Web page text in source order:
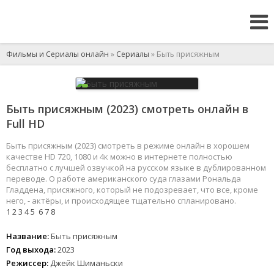
Фильмы и Сериалы онлайн » Сериалы » Быть присяжным
Быть присяжным (2023) смотреть онлайн в
Full HD
Быть присяжным (2023) смотреть в режиме онлайн в хорошем
качестве HD 720, 1080 и 4к можно в интернете полностью
бесплатно с лучшей озвучкой на русском языке в дублированном
переводе. О работе американского суда глазами Рональда
Гладдена, присяжного, который не подозревает, что все, кроме
него, - актёры, и происходящее тщательно спланировано.
1 23 45 67 8
Название:Быть присяжным
Год выхода:2023
Режиссер: Джейк Шиманьски